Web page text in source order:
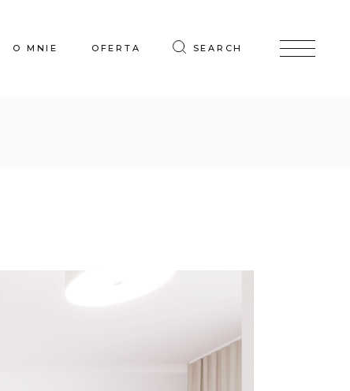
O MNIE OFERTA SEARCH